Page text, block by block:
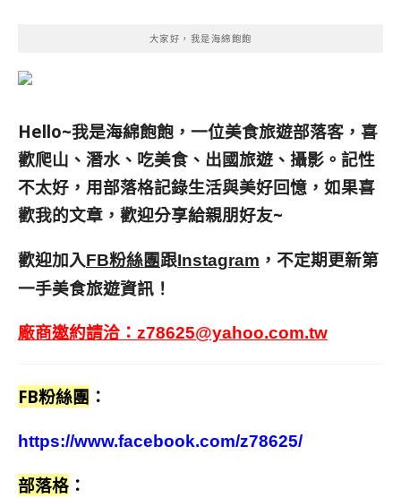
大家好，我是海綿飽飽
Hello~我是海綿飽飽，一位美食旅遊部落客， 喜
歡爬山、潛水、吃美食、出國旅遊、攝影。 記性
不太好，用部落格記錄生活與美好回憶， 如果喜
歡我的文章，歡迎分享給親朋好友~
歡迎加入FB粉絲團跟Instagram ，不定期更新第
一手美食旅遊資訊！
廠商邀約請洽： z78625@yahoo.com.tw
FB粉絲團 ：
https://www.facebook.com/z78625/
部落格 ：